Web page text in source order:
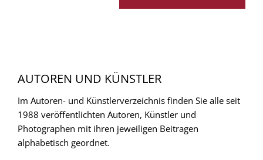
AUTOREN UND KÜNSTLER
Im Autoren- und Künstlerverzeichnis finden Sie alle seit
1988 veröffentlichten Autoren, Künstler und
Photographen mit ihren jeweiligen Beitragen
alphabetisch geordnet.